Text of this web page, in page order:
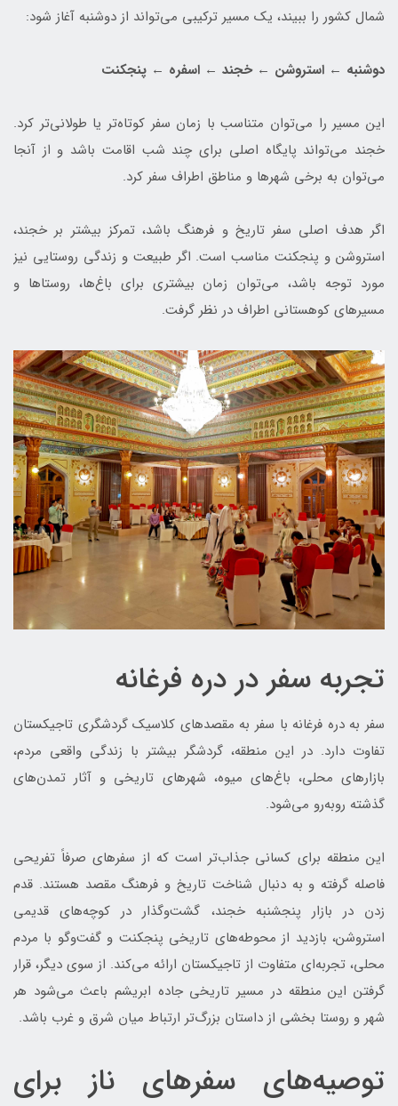
شمال کشور را ببیند، یک مسیر ترکیبی می‌تواند از دوشنبه آغاز شود:
دوشنبه ← استروشن ← خجند ← اسفره ← پنجکنت
این مسیر را می‌توان متناسب با زمان سفر کوتاه‌تر یا طولانی‌تر کرد.
خجند می‌تواند پایگاه اصلی برای چند شب اقامت باشد و از آنجا
می‌توان به برخی شهرها و مناطق اطراف سفر کرد.
اگر هدف اصلی سفر تاریخ و فرهنگ باشد، تمرکز بیشتر بر خجند،
استروشن و پنجکنت مناسب است. اگر طبیعت و زندگی روستایی نیز
مورد توجه باشد، می‌توان زمان بیشتری برای باغ‌ها، روستاها و
مسیرهای کوهستانی اطراف در نظر گرفت.
تجربه سفر در دره فرغانه
سفر به دره فرغانه با سفر به مقصدهای کلاسیک گردشگری تاجیکستان
تفاوت دارد. در این منطقه، گردشگر بیشتر با زندگی واقعی مردم،
بازارهای محلی، باغ‌های میوه، شهرهای تاریخی و آثار تمدن‌های
گذشته روبه‌رو می‌شود.
این منطقه برای کسانی جذاب‌تر است که از سفرهای صرفاً تفریحی
فاصله گرفته و به دنبال شناخت تاریخ و فرهنگ مقصد هستند. قدم
زدن در بازار پنجشنبه خجند، گشت‌وگذار در کوچه‌های قدیمی
استروشن، بازدید از محوطه‌های تاریخی پنجکنت و گفت‌وگو با مردم
محلی، تجربه‌ای متفاوت از تاجیکستان ارائه می‌کند. از سوی دیگر، قرار
گرفتن این منطقه در مسیر تاریخی جاده ابریشم باعث می‌شود هر
شهر و روستا بخشی از داستان بزرگ‌تر ارتباط میان شرق و غرب باشد.
توصیه‌های سفرهای ناز برای